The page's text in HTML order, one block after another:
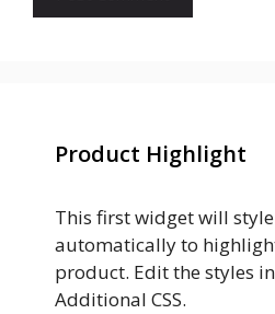
Product Highlight
This first widget will
automatically to
product. Edit the styles
Additional CSS.